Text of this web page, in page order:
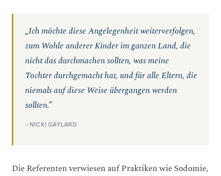
„Ich möchte diese Angelegenheit weiterverfolgen,
zum Wohle anderer Kinder im ganzen Land, die
nicht das durchmachen sollten, was meine
Tochter durchgemacht hat, und für alle Eltern, die
niemals auf diese Weise übergangen werden
sollten.”
– NICKI GAYLARD
Die Referenten verwiesen auf Praktiken wie Sodomie,